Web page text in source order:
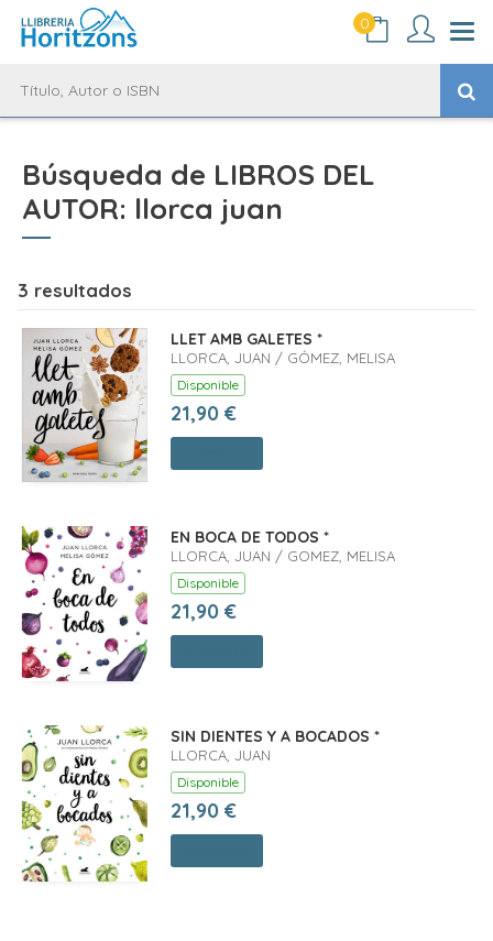
0
Búsqueda de LIBROS DEL
AUTOR: llorca juan
3 resultados
LLET AMB GALETES *
LLORCA, JUAN / GÓMEZ, MELISA
Disponible
21,90 €
EN BOCA DE TODOS *
LLORCA, JUAN / GOMEZ, MELISA
Disponible
21,90 €
SIN DIENTES Y A BOCADOS *
LLORCA, JUAN
Disponible
21,90 €